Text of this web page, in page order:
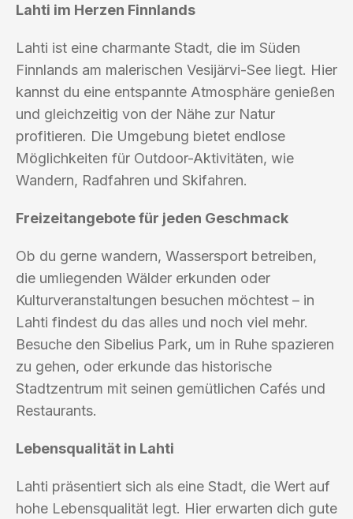
Lahti im Herzen Finnlands
Lahti ist eine charmante Stadt, die im Süden
Finnlands am malerischen Vesijärvi-See liegt. Hier
kannst du eine entspannte Atmosphäre genießen
und gleichzeitig von der Nähe zur Natur
profitieren. Die Umgebung bietet endlose
Möglichkeiten für Outdoor-Aktivitäten, wie
Wandern, Radfahren und Skifahren.
Freizeitangebote für jeden Geschmack
Ob du gerne wandern, Wassersport betreiben,
die umliegenden Wälder erkunden oder
Kulturveranstaltungen besuchen möchtest – in
Lahti findest du das alles und noch viel mehr.
Besuche den Sibelius Park, um in Ruhe spazieren
zu gehen, oder erkunde das historische
Stadtzentrum mit seinen gemütlichen Cafés und
Restaurants.
Lebensqualität in Lahti
Lahti präsentiert sich als eine Stadt, die Wert auf
hohe Lebensqualität legt. Hier erwarten dich gute